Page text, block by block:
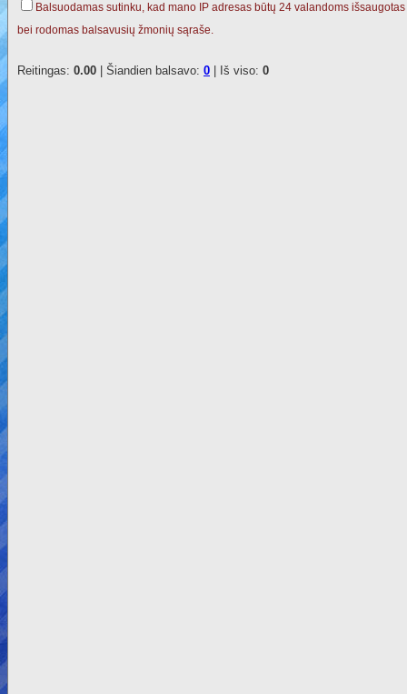
Balsuodamas sutinku, kad mano IP adresas būtų 24 valandoms išsaugotas
bei rodomas balsavusių žmonių sąraše.
Reitingas: 0.00 | Šiandien balsavo: 0 | Iš viso: 0